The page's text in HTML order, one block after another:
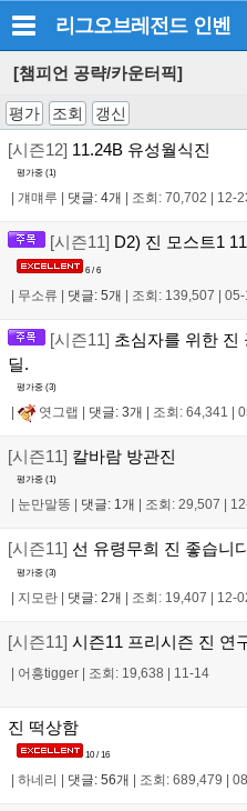
리그오브레전드 인벤
[챔피언 공략/카운터픽]
평가 조회 갱신
[시즌12] 11.24B 유성월식진
평가중 (1)
걔먜루 댓글: 4개 조회: 70,702 12-
[시즌11] D2) 진 모스트1
6 / 6
| 무소류 | 댓글: 5개 | 조회: 139,507 | 05-
[시즌11] 초심자를 위한 진
딜.
평가중 (3)
엿그랩 댓글: 3개 조회: 64,341
[시즌11] 칼바람 방관진
평가중 (1)
눈만말똥 댓글: 1개 조회: 29,507
[시즌11] 선 유령무희 진 좋습니
평가중 (3)
| 지모란 | 댓글: 2개 | 조회: 19,407 | 12-
[시즌11] 시즌11 프리시즌 진 연
| 어흥tigger | 조회: 19,638 | 11-14
진 떡상함
10 / 16
하네리 댓글: 56개 조회: 689,479